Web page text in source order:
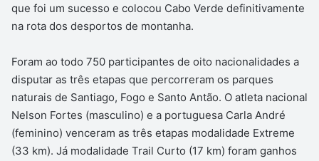
que foi um sucesso e colocou Cabo Verde definitivamente
na rota dos desportos de montanha.
Foram ao todo 750 participantes de oito nacionalidades a
disputar as três etapas que percorreram os parques
naturais de Santiago, Fogo e Santo Antão. O atleta nacional
Nelson Fortes (masculino) e a portuguesa Carla André
(feminino) venceram as três etapas modalidade Extreme
(33 km). Já modalidade Trail Curto (17 km) foram ganhos